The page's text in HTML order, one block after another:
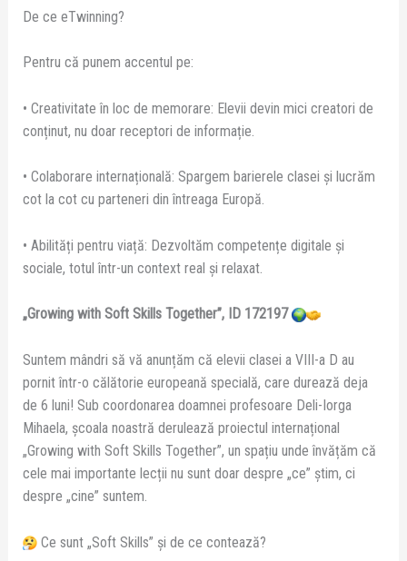
De ce eTwinning?
Pentru că punem accentul pe:
• Creativitate în loc de memorare: Elevii devin mici creatori de
conținut, nu doar receptori de informație.
• Colaborare internațională: Spargem barierele clasei și lucrăm
cot la cot cu parteneri din întreaga Europă.
• Abilități pentru viață: Dezvoltăm competențe digitale și
sociale, totul într-un context real și relaxat.
„Growing with Soft Skills Together”, ID 172197
Suntem mândri să vă anunțăm că elevii clasei a VIII-a D au
pornit într-o călătorie europeană specială, care durează deja
de 6 luni! Sub coordonarea doamnei profesoare Deli-Iorga
Mihaela, școala noastră derulează proiectul internațional
„Growing with Soft Skills Together”, un spațiu unde învățăm că
cele mai importante lecții nu sunt doar despre „ce” știm, ci
despre „cine” suntem.
Ce sunt „Soft Skills” și de ce contează?